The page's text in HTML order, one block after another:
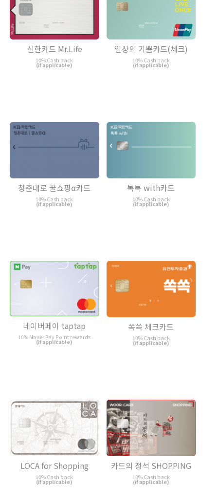
신한카드 Mr.Life
10% Cash back
(if applicable)
일상의 기쁨카드(체크)
10% Cash back
(if applicable)
청춘대로 꿀쇼핑α카드
10% Cash back
(if applicable)
톡톡 with카드
10% Cash back
(if applicable)
네이버페이 taptap
10% Naver Pay Point rewards
(if applicable)
쏙쏙 체크카드
10% Cash back
(if applicable)
LOCA for Shopping
10% Cash back
(if applicable)
카드의 정석 SHOPPING
10% Cash back
(if applicable)